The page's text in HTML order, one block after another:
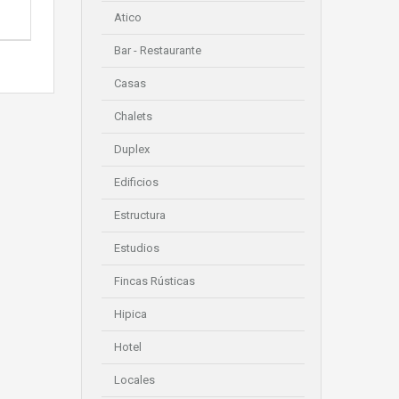
Atico
Bar - Restaurante
Casas
Chalets
Duplex
Edificios
Estructura
Estudios
Fincas Rústicas
Hipica
Hotel
Locales